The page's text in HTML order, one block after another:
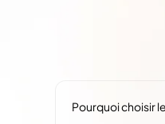
Pourquoi choisir